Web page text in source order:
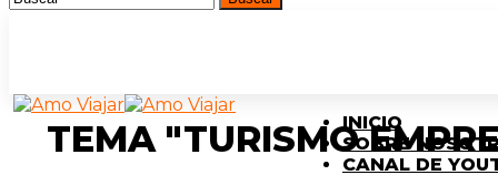
INICIO
SOBRE
CANAL DE
TEMA "TURISMO